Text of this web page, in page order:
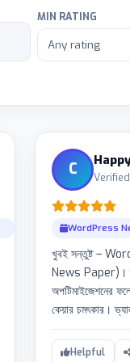
MIN RATING
C
WordPress
খুবই সন্তুষ্ট –
News Paper)।
অপটিমাইজেশনের
কেয়ার চমৎকার।
Helpful